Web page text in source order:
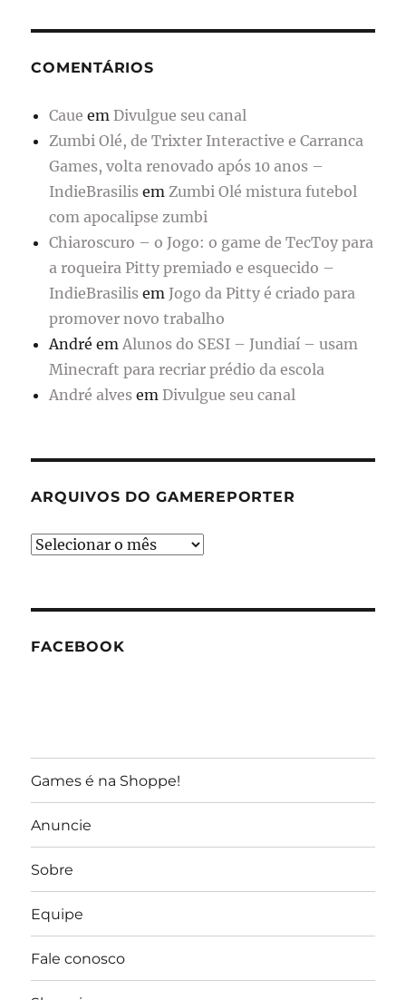
COMENTÁRIOS
Caue emDivulgue seu canal
Zumbi Olé, de Trixter Interactive e Carranca
Games, volta renovado após 10 anos –
IndieBrasilis emZumbi Olé mistura futebol
com apocalipse zumbi
Chiaroscuro – o Jogo: o game de TecToy para
a roqueira Pitty premiado e esquecido –
IndieBrasilis em Jogo da Pitty é criado para
promover novo trabalho
André emAlunos do SESI – Jundiaí – usam
Minecraft para recriar prédio da escola
André alves emDivulgue seu canal
ARQUIVOS DO GAMEREPORTER
Arquivos
FACEBOOK
Games é na Shoppe!
Anuncie
Sobre
Equipe
Fale conosco